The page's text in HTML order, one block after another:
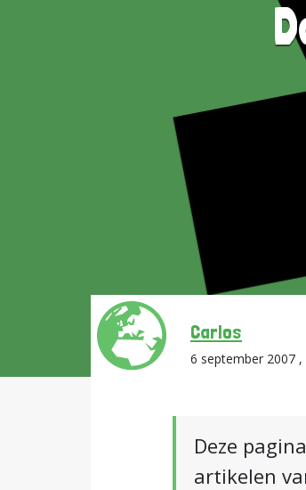
Carlos
6 september 2007 ,
Deze
artikelen